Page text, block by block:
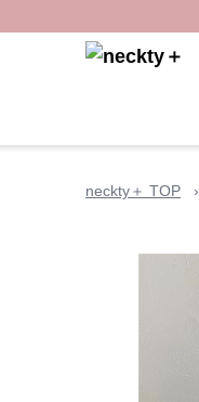
neckty＋ TOP ›